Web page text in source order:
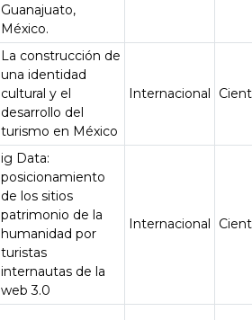
Guanajuato,
México.
La construcción de
una identidad
cultural y el
desarrollo del
turismo en México
Internacional
ig Data:
posicionamiento
de los sitios
patrimonio de la
humanidad por
turistas
internautas de la
web 3.0
Internacional